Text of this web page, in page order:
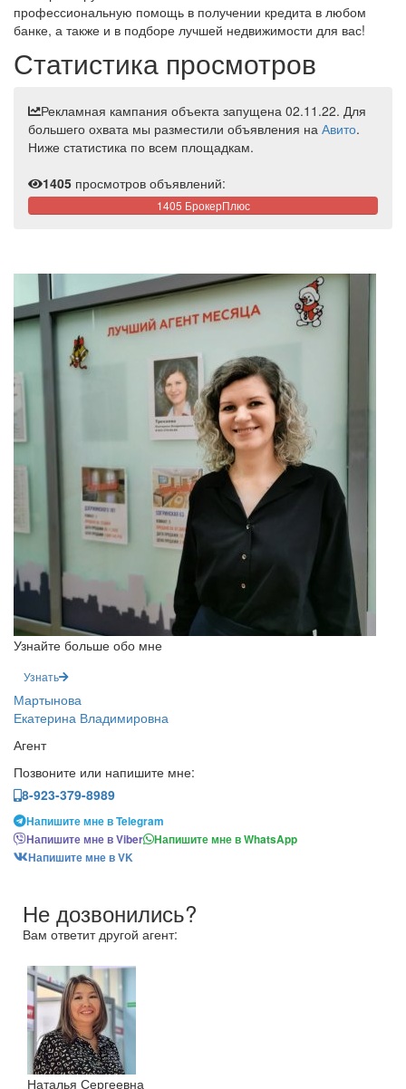
профессиональную помощь в получении кредита в любом
банке, а также и в подборе лучшей недвижимости для вас!
Статистика просмотров
Рекламная кампания объекта запущена 02.11.22. Для
большего охвата мы разместили объявления на Авито.
Ниже статистика по всем площадкам.
1405 просмотров объявлений:
1405 БрокерПлюс
Узнайте больше обо мне
Узнать
Мартынова
Екатерина Владимировна
Агент
Позвоните или напишите мне:
8-923-379-8989
Напишите мне в Telegram
Напишите мне в Viber
Напишите мне в WhatsApp
Напишите мне в VK
Не дозвонились?
Вам ответит другой агент:
Наталья Сергеевна